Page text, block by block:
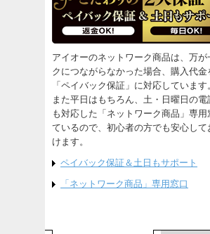
アイオーのネットワーク商品は、万が
クにつながらなかった場合、購入代金
「ペイバック保証」に対応しています
また平日はもちろん、土・日曜日の電
も対応した「ネットワーク商品」専用
ているので、初心者の方でも安心して
けます。
ペイバック保証＆土日もサポート
「ネットワーク商品」専用窓口